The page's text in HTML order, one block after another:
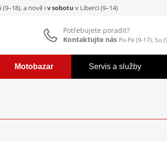
(9–18), a nově iv sobotu v Liberci (9–14)
Potřebujete poradit?
Kontaktujte nás Po-Pá (9-17), So
Motobazar Servis a služby